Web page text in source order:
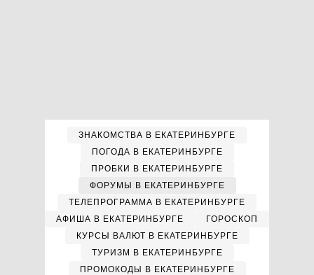
ЗНАКОМСТВА В ЕКАТЕРИНБУРГЕ
ПОГОДА В ЕКАТЕРИНБУРГЕ
ПРОБКИ В ЕКАТЕРИНБУРГЕ
ФОРУМЫ В ЕКАТЕРИНБУРГЕ
ТЕЛЕПРОГРАММА В ЕКАТЕРИНБУРГЕ
АФИША В ЕКАТЕРИНБУРГЕ
ГОРОСКОП
КУРСЫ ВАЛЮТ В ЕКАТЕРИНБУРГЕ
ТУРИЗМ В ЕКАТЕРИНБУРГЕ
ПРОМОКОДЫ В ЕКАТЕРИНБУРГЕ